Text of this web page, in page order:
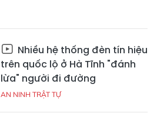
Nhiều hệ thống đèn tín hiệu
trên quốc lộ ở Hà Tĩnh "đánh
lừa" người đi đường
AN NINH TRẬT TỰ